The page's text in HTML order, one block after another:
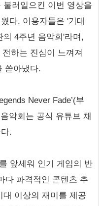
러일으킨 이번 영상을
다. 이용자들은 '기대
4주년 음악회'라며,
하는 진심이 느껴져
쏟아냈다.
Never Fade’(부
악회는 공식 유튜브 채
.
앞세워 인기 게임의 반
다 파격적인 콘텐츠 추
이상의 재미를 제공